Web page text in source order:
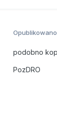
Opublikowano
podobno
PozDRO